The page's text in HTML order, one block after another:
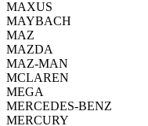
MAXUS
MAYBACH
MAZ
MAZDA
MAZ-MAN
MCLAREN
MEGA
MERCEDES-BENZ
MERCURY